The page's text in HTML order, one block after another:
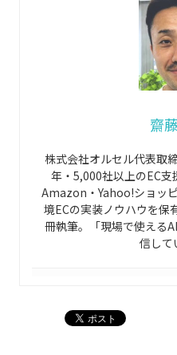
齋
株式会社オルセル代表取
年・5,000社以上のEC支
Amazon・Yahoo!ショッ
境ECの実装ノウハウを
冊執筆。「現場で使える
信して